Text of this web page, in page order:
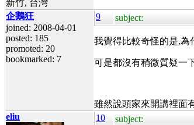
新竹, 台灣
企鵝狂
joined: 2008-04-01
posted: 185
promoted: 20
bookmarked: 7
9 subject:
我覺得比較奇怪的是,為
可是都沒有稍微質疑一
雖然說頭家來開講裡面
eliu
10 subject: